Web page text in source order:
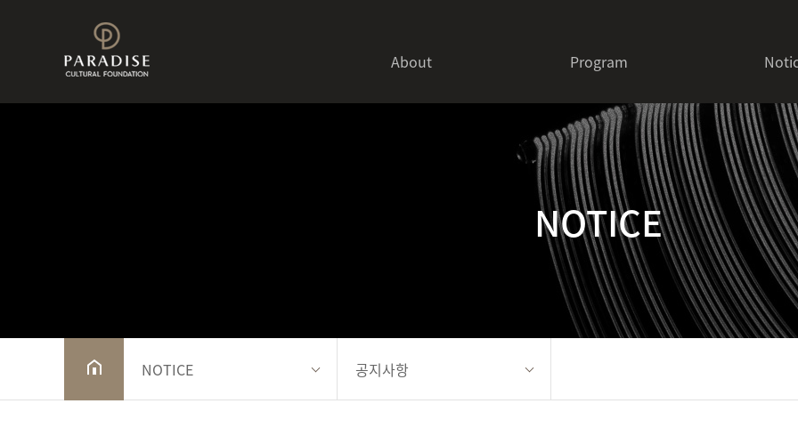
About Program
- PAL LINK
- PAL FESTIVAL
- PAL WORKSHOP
- ASIAN POP FESTIVAL
NOTICE
NOTICE 공지사항